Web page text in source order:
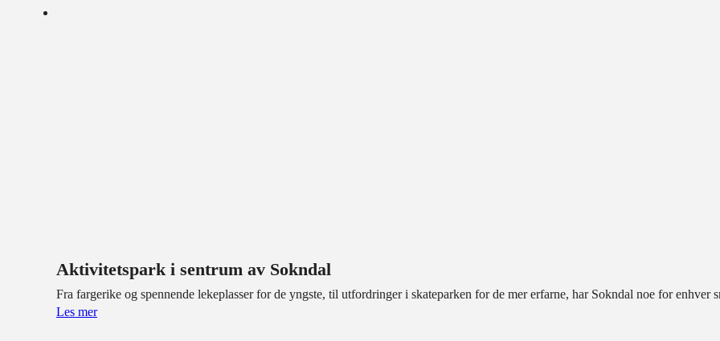
Aktivitetspark i sentrum av Sokndal
Fra fargerike og spennende lekeplasser for de yngste, til utfordringer i skateparken for de mer erfarne, har Sokndal noe for enhver
Les mer